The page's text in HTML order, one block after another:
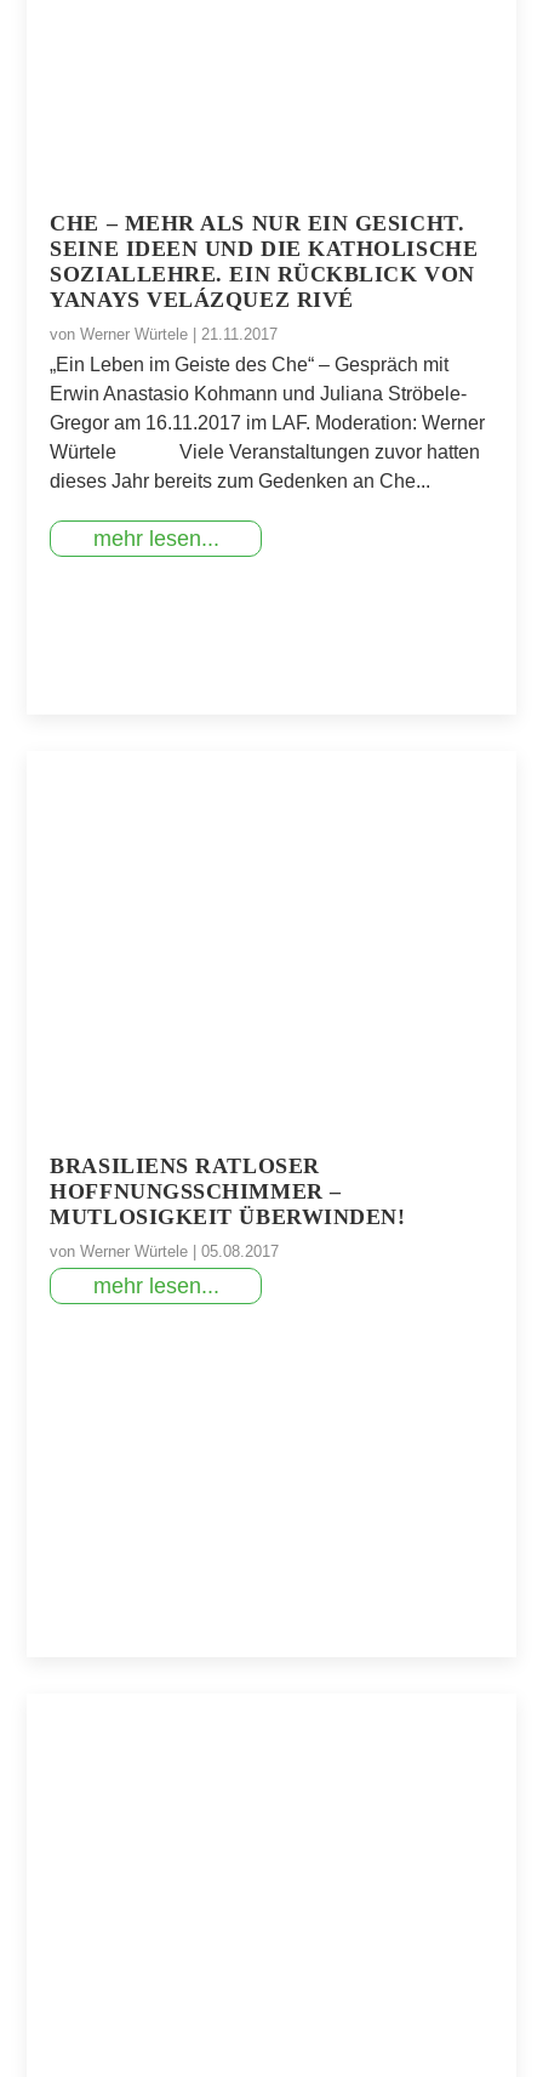
CHE – MEHR ALS NUR EIN GESICHT.
SEINE IDEEN UND DIE KATHOLISCHE
SOZIALLEHRE. EIN RÜCKBLICK VON
YANAYS VELÁZQUEZ RIVÉ
vonWerner Würtele 21.11.2017
„Ein Leben im Geiste des Che“ – Gespräch mit
Erwin Anastasio Kohmann und Juliana Ströbele-
Gregor am 16.11.2017 im LAF. Moderation: Werner
Würtele Viele Veranstaltungen zuvor hatten
dieses Jahr bereits zum Gedenken an Che...
mehr lesen...
BRASILIENS RATLOSER
HOFFNUNGSSCHIMMER –
MUTLOSIGKEIT ÜBERWINDEN!
vonWerner Würtele |05.08.2017
mehr lesen...